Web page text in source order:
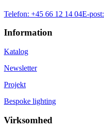
Telefon: +45 66 12 14 04E-post:
Information
Katalog
Newsletter
Projekt
Bespoke lighting
Virksomhed